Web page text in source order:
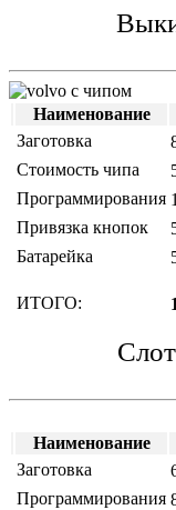
Наименование
Заготовка
Стоимость чипа
Программирования
Привязка кнопок
Батарейка
ИТОГО:
Наименование
Заготовка
Программирования